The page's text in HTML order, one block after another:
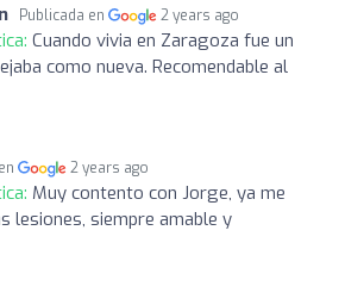
Publicada en 2 years ago
Cuando vivia en Zaragoza fue un
como nueva. Recomendable al
2 years ago
Muy contento con Jorge, ya me
lesiones, siempre amable y